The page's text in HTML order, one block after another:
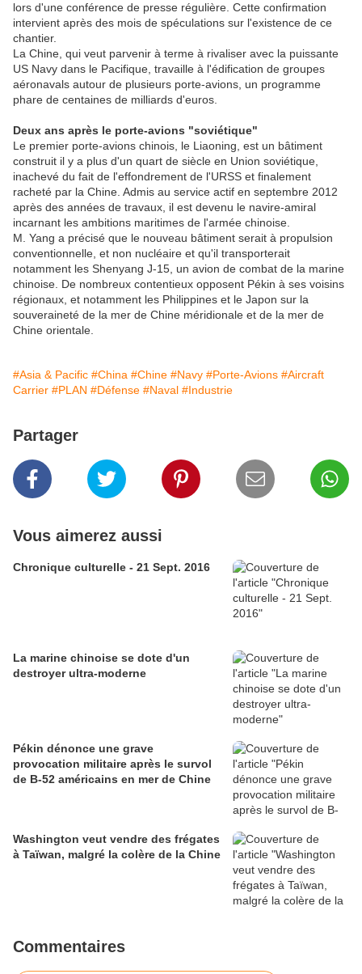
lors d'une conférence de presse régulière. Cette confirmation
intervient après des mois de spéculations sur l'existence de ce
chantier.
La Chine, qui veut parvenir à terme à rivaliser avec la puissante
US Navy dans le Pacifique, travaille à l'édification de groupes
aéronavals autour de plusieurs porte-avions, un programme
phare de centaines de milliards d'euros.
Deux ans après le porte-avions "soviétique"
Le premier porte-avions chinois, le Liaoning, est un bâtiment
construit il y a plus d'un quart de siècle en Union soviétique,
inachevé du fait de l'effondrement de l'URSS et finalement
racheté par la Chine. Admis au service actif en septembre 2012
après des années de travaux, il est devenu le navire-amiral
incarnant les ambitions maritimes de l'armée chinoise.
M. Yang a précisé que le nouveau bâtiment serait à propulsion
conventionnelle, et non nucléaire et qu'il transporterait
notamment les Shenyang J-15, un avion de combat de la marine
chinoise. De nombreux contentieux opposent Pékin à ses voisins
régionaux, et notamment les Philippines et le Japon sur la
souveraineté de la mer de Chine méridionale et de la mer de
Chine orientale.
#Asia & Pacific #China #Chine #Navy #Porte-Avions #Aircraft
Carrier #PLAN #Défense #Naval #Industrie
Partager
Vous aimerez aussi
Chronique culturelle - 21 Sept. 2016
La marine chinoise se dote d'un
destroyer ultra-moderne
Pékin dénonce une grave
provocation militaire après le survol
de B-52 américains en mer de Chine
Washington veut vendre des frégates
à Taïwan, malgré la colère de la Chine
Commentaires